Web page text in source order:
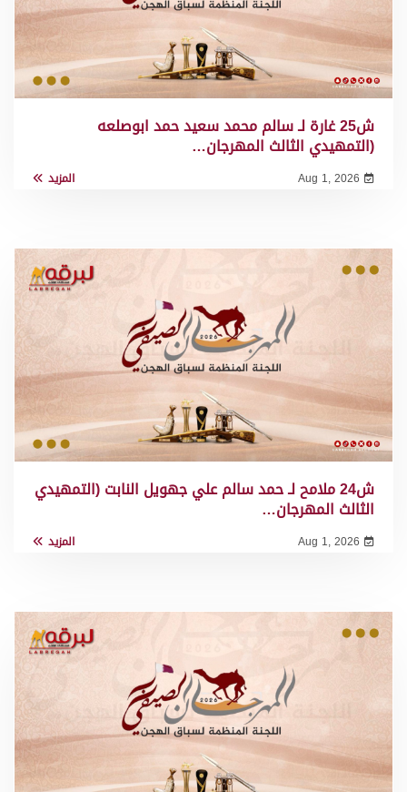
ش25 غارة لـ سالم محمد سعيد حمد ابوصلعه
(التمهيدي الثالث المهرجان…
Aug 1, 2026 المزيد
ش24 ملامح لـ حمد سالم علي جهويل النابت (التمهيدي
الثالث المهرجان…
Aug 1, 2026 المزيد